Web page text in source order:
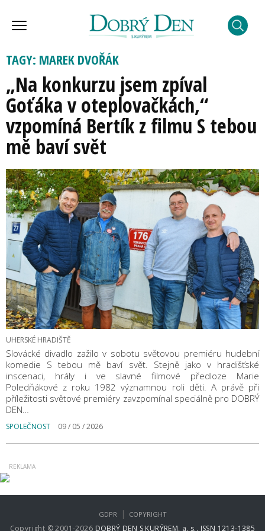
TAGY: MAREK DVOŘÁK
„Na konkurzu jsem zpíval
Goťáka v oteplovačkách,“
vzpomíná Bertík z filmu S tebou
mě baví svět
UHERSKÉ HRADIŠTĚ
Slovácké divadlo zažilo v sobotu světovou premiéru hudební
komedie S tebou mě baví svět. Stejně jako v hradišťské
inscenaci, hrály i ve slavné filmové předloze Marie
Poledňákové z roku 1982 významnou roli děti. A právě při
příležitosti světové premiéry zavzpomínal speciálně pro DOBRÝ
DEN…
SPOLEČNOST 09 / 05 / 2026
Copyright © 2001-2026 DOBRÝ DEN S KURÝREM, a. s., ISSN 1213-1385
GDPR | COPYRIGHT